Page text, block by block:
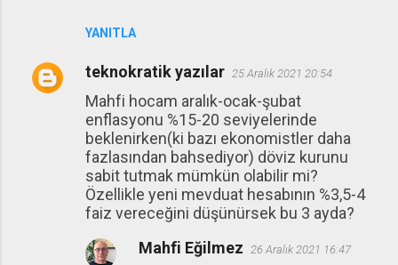
YANITLA
teknokratik yazılar 25 Aralık 2021 20:54
Mahfi hocam aralık-ocak-şubat
enflasyonu %15-20 seviyelerinde
beklenirken(ki bazı ekonomistler daha
fazlasından bahsediyor) döviz kurunu
sabit tutmak mümkün olabilir mi?
Özellikle yeni mevduat hesabının %3,5-4
faiz vereceğini düşünürsek bu 3 ayda?
Mahfi Eğilmez 26 Aralık 2021 16:47